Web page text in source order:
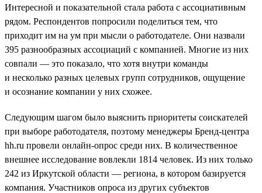
Интересной и показательной стала работа с ассоциативным
рядом. Респондентов попросили поделиться тем, что
приходит им на ум при мысли о работодателе. Они назвали
395 разнообразных ассоциаций с компанией. Многие из них
совпали — это показало, что хотя внутри команды
и несколько разных целевых групп сотрудников, ощущение
и осознание компании у них схожее.
Следующим шагом было выяснить приоритеты соискателей
при выборе работодателя, поэтому менеджеры Бренд-центра
hh.ru провели онлайн-опрос среди них. В количественное
внешнее исследование вовлекли 1814 человек. Из них только
242 из Иркутской области — региона, в котором базируется
компания. Участников опроса из других субъектов